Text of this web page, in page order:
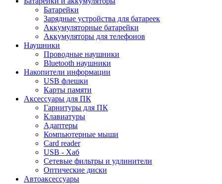
Батарейки
Зарядные устройства для батареек
Аккумуляторные батарейки
Аккумуляторы для телефонов
Наушники
Проводные наушники
Bluetooth наушники
Накопители информации
USB флешки
Карты памяти
Аксессуары для ПК
Гарнитуры для ПК
Клавиатуры
Адаптеры
Компьютерные мыши
Card reader
USB - Xaб
Сетевые фильтры и удлинители
Оптические диски
Автоаксессуары